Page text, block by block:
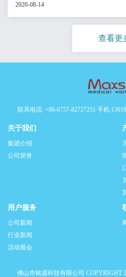
2020-08-14
查看更
联系电话: +86-0757-82727251 手机
关于我们
集团介绍
公司荣誉
用户服务
公司新闻
行业新闻
活动展会
佛山市铭盛科技有限公司 COPYRIGHT